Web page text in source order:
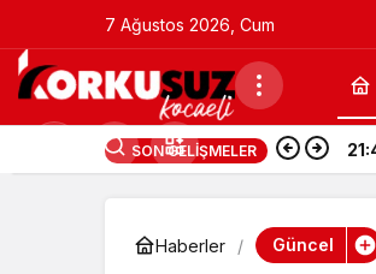
7 Ağustos 2026, Cum
SON GELIŞMELER
Haberler Güncel